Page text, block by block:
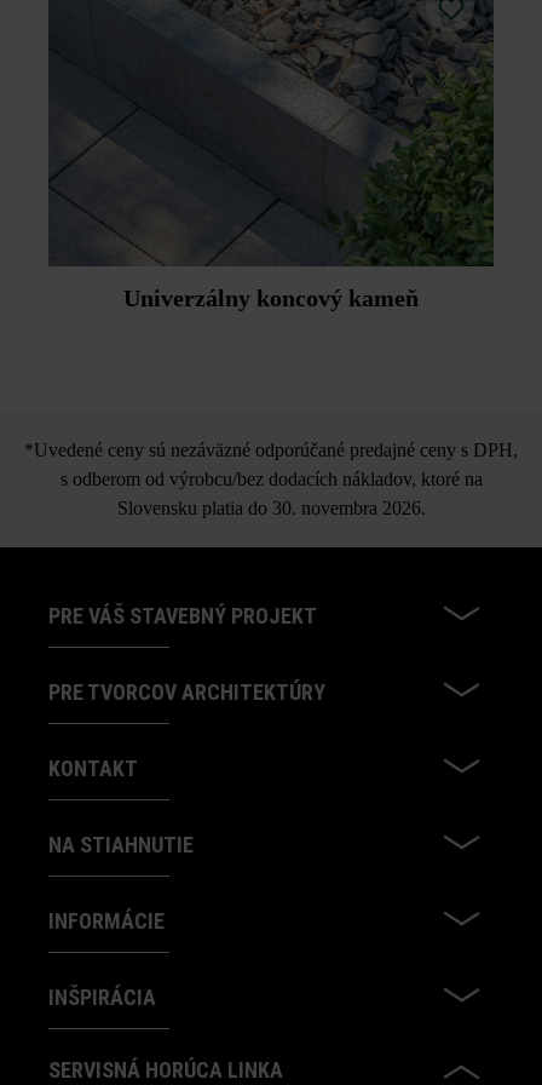
Univerzálny koncový kameň
*Uvedené ceny sú nezáväzné odporúčané predajné ceny s DPH,
s odberom od výrobcu/bez dodacích nákladov, ktoré na
Slovensku platia do 30. novembra 2026.
PRE VÁŠ STAVEBNÝ PROJEKT
PRE TVORCOV ARCHITEKTÚRY
KONTAKT
NA STIAHNUTIE
INFORMÁCIE
INŠPIRÁCIA
SERVISNÁ HORÚCA LINKA